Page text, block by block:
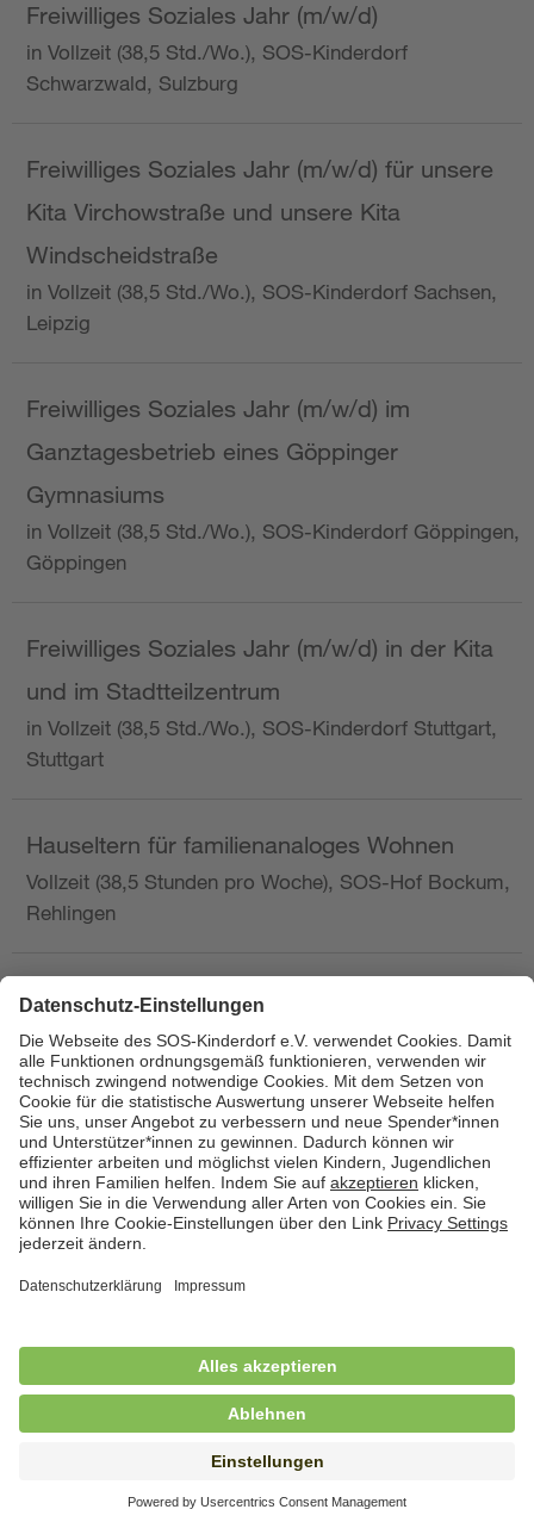
Freiwilliges Soziales Jahr (m/w/d)
in Vollzeit (38,5 Std./Wo.), SOS-Kinderdorf
Schwarzwald, Sulzburg
Freiwilliges Soziales Jahr (m/w/d) für unsere
Kita Virchowstraße und unsere Kita
Windscheidstraße
in Vollzeit (38,5 Std./Wo.), SOS-Kinderdorf Sachsen,
Leipzig
Freiwilliges Soziales Jahr (m/w/d) im
Ganztagesbetrieb eines Göppinger
Gymnasiums
in Vollzeit (38,5 Std./Wo.), SOS-Kinderdorf Göppingen,
Göppingen
Freiwilliges Soziales Jahr (m/w/d) in der Kita
und im Stadtteilzentrum
in Vollzeit (38,5 Std./Wo.), SOS-Kinderdorf Stuttgart,
Stuttgart
Hauseltern für familienanaloges Wohnen
Vollzeit (38,5 Stunden pro Woche), SOS-Hof Bockum,
Rehlingen
Hauswirtschafterin / Köchin (m/w/d) als
Ausbilderin (m/w/d) im Bereich
Nahrungszubereitung
in Vollzeit (38,5 Std./Wo.), SOS-Kinderdorf
Saarbrücken, Saarbrücken
Hauswirtschaftskraft (m/w/d)
in Teilzeit (mind. 20 - max. 30 Std./.Wo.), SOS-
Hauswirtschaftskraft (m/w/d)
in unbefristeter Anstellung, Teilzeit (20 Std./Wo.), SOS-
Kinderdorf Dortmund, Hagen